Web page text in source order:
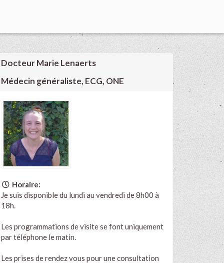
Docteur Marie Lenaerts
Médecin généraliste, ECG, ONE
Horaire:
Je suis disponible du lundi au vendredi de 8h00 à
18h.
Les programmations de visite se font uniquement
par téléphone le matin.
Les prises de rendez vous pour une consultation